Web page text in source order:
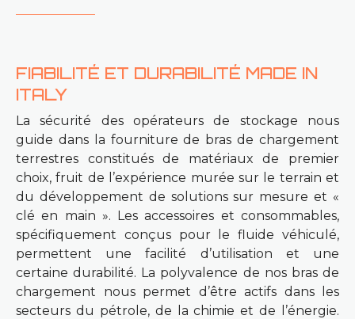
FIABILITÉ ET DURABILITÉ MADE IN
ITALY
La sécurité des opérateurs de stockage nous
guide dans la fourniture de bras de chargement
terrestres constitués de matériaux de premier
choix, fruit de l’expérience murée sur le terrain et
du développement de solutions sur mesure et «
clé en main ». Les accessoires et consommables,
spécifiquement conçus pour le fluide véhiculé,
permettent une facilité d’utilisation et une
certaine durabilité. La polyvalence de nos bras de
chargement nous permet d’être actifs dans les
secteurs du pétrole, de la chimie et de l’énergie.